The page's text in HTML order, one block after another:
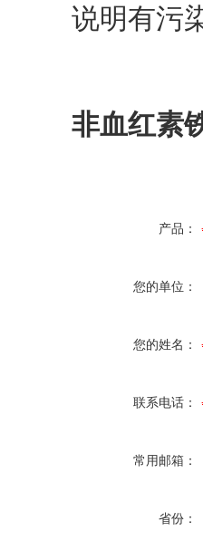
说明有污
非血红素
产品：
您的单位：
您的姓名：
联系电话：
常用邮箱：
省份：